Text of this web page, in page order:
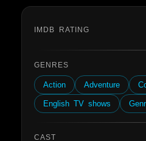
IMDB RATING
GENRES
Action Adventure
English TV shows
CAST